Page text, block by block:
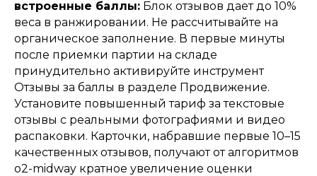
встроенные баллы: Блок отзывов дает до 10%
веса в ранжировании. Не рассчитывайте на
органическое заполнение. В первые минуты
после приемки партии на складе
принудительно активируйте инструмент
Отзывы за баллы в разделе Продвижение.
Установите повышенный тариф за текстовые
отзывы с реальными фотографиями и видео
распаковки. Карточки, набравшие первые 10–15
качественных отзывов, получают от алгоритмов
o2-midway кратное увеличение оценки